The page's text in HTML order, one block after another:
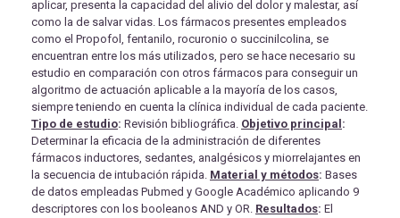
aplicar, presenta la capacidad del alivio del dolor y malestar, así
como la de salvar vidas. Los fármacos presentes empleados
como el Propofol, fentanilo, rocuronio o succinilcolina, se
encuentran entre los más utilizados, pero se hace necesario su
estudio en comparación con otros fármacos para conseguir un
algoritmo de actuación aplicable a la mayoría de los casos,
siempre teniendo en cuenta la clínica individual de cada paciente.
Tipo de estudio: Revisión bibliográfica. Objetivo principal :
Determinar la eficacia de la administración de diferentes
fármacos inductores, sedantes, analgésicos y miorrelajantes en
la secuencia de intubación rápida. Material y métodos: Bases
de datos empleadas Pubmed y Google Académico aplicando 9
descriptores con los booleanos AND y OR. Resultados: El